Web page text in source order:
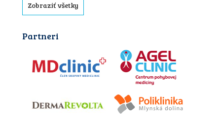
Zobraziť všetky
Partneri